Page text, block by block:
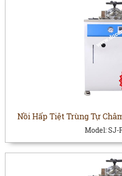
Nồi Hấp Tiệt Trùng Tự
Model:SJ-